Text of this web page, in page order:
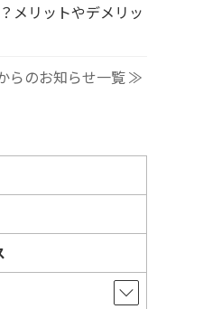
メリットやデメリッ
らのお知らせ一覧 ≫